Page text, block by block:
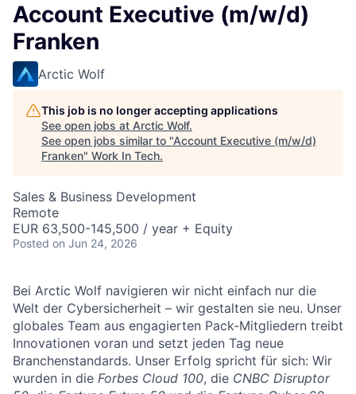
Account Executive (m/w/d)
Franken
Arctic Wolf
This job is no longer accepting applications
See open jobs at Arctic Wolf.
See open jobs similar to "Account Executive (m/w/d)
Franken" Work In Tech.
Sales & Business Development
Remote
EUR 63,500-145,500 / year + Equity
Posted on Jun 24, 2026
Bei Arctic Wolf navigieren wir nicht einfach nur die
Welt der Cybersicherheit – wir gestalten sie neu. Unser
globales Team aus engagierten Pack-Mitgliedern treibt
Innovationen voran und setzt jeden Tag neue
Branchenstandards. Unser Erfolg spricht für sich: Wir
wurden in die Forbes Cloud 100, die CNBC Disruptor